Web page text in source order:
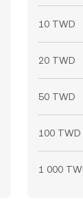
10 TWD
20 TWD
50 TWD
100 TWD
1 000